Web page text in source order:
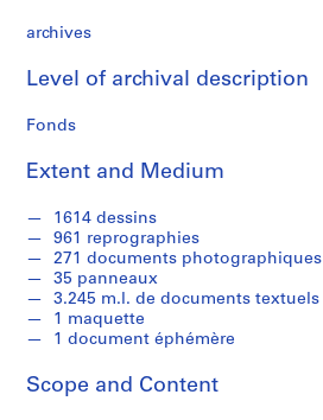
a
t
t
p
r
o
j
e
t
s
d
l
archives
Level of archival description
Fonds
Extent and Medium
1614 dessins
961 reprographies
271 documents photographiques
35 panneaux
3.245 m.l. de documents textuels
1 maquette
1 document éphémère
Scope and Content